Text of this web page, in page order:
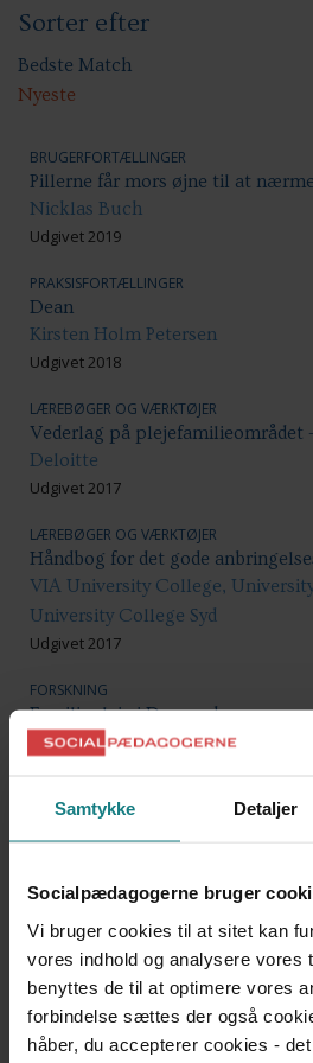
Samtykke Detaljer
Socialpædagogerne bruger
Vi bruger cookies til at sitet kan
vores indhold og analysere vores
benyttes de til at optimere vores
forbindelse sættes der også
håber, du accepterer cookies -
Sorter efter
Bedste Match
Nyeste
BRUGERFORTÆLLINGER
Pillerne får mors øjne til at
Nicklas Buch
Udgivet 2019
PRAKSISFORTÆLLINGER
Dean
Kirsten Holm Petersen
Udgivet 2018
LÆREBØGER OG VÆRKTØJER
Vederlag på plejefamilieområdet
Deloitte
Udgivet 2017
LÆREBØGER OG VÆRKTØJER
Håndbog for det gode
VIA University College,
University College Syd
Udgivet 2017
FORSKNING
Familiepleje i Danmark
Inge M. Bryderup, Mie Engen,
FORSKNING
Den gode barndom
Udgivet 2017
LÆREBØGER OG VÆRKTØJER
Håndbog for plejefamilier
Center for Familiepleje
Udgivet 2016